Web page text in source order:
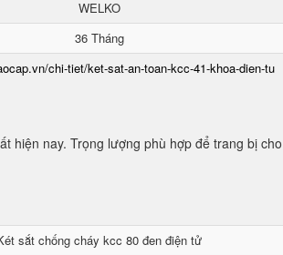
WELKO
36 Tháng
chi-tiet/ket-sat-an-toan-kcc-41-khoa-dien-tu
hiện nay. Trọng lượng phù hợp để trang bị
sắt chống cháy kcc 80 đen điện tử